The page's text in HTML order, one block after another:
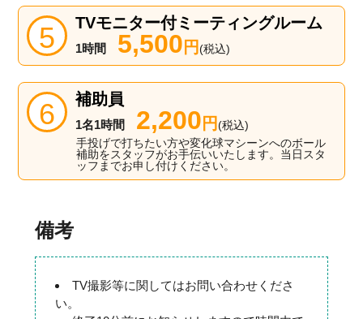
TVモニター付ミーティングルーム
1時間 5,500 円(税込)
補助員
1名1時間 2,200 円(税込)
手投げで打ちたい方や変化球マシーンへのボール
補助をスタッフがお手伝いいたします。当日スタ
ッフまでお申し付けください。
備考
TV撮影等に関してはお問い合わせくださ
い。